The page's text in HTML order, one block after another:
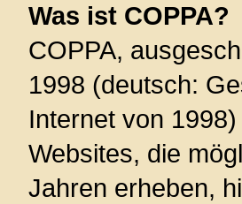
Was ist COPPA?
COPPA,
1998 (deutsch:
Internet von
Websites, die
Jahren erheben,